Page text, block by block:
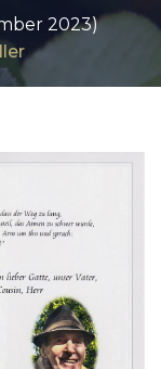
2023)